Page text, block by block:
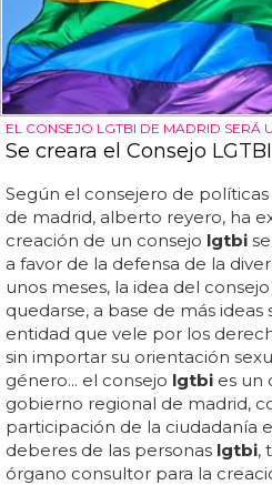
EL CONSEJO LGTBI DE MADRID SERÁ
Se creara el Consejo
Según el consejero de
de madrid, alberto reyero, ha
creación de un consejo lgtbi
a favor de la defensa de la
unos meses, la idea del consejo
quedarse, a base de más
entidad que vele por los
sin importar su orientación
género... el consejo lgtbi es un
gobierno regional de madrid,
participación de la ciudadanía
deberes de las personas lgtbi,
órgano consultor para la